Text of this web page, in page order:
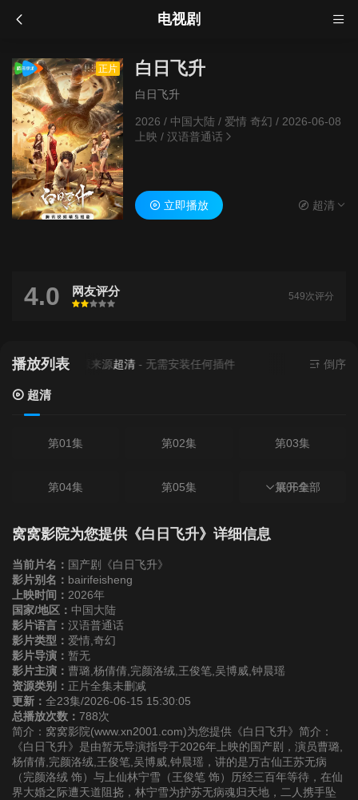
电视剧
正片 白日飞升
白日飞升
2026 / 中国大陆 / 爱情 奇幻/ 2026-06-08
上映 / 汉语普通话
立即播放 超清
4.0 网友评分
很差
较差还行推荐力荐
549次评分
播放列表
当前资源来源超清- 无需安装任何插件 倒序
超清
第01集 第02集 第03集
第04集 第05集 第06集
第07集 第08集
第10集
第13集
第16集 第17集 第18集
第19集 第20集
第22集 第23集
展开全部
窝窝影院为您提供《白日飞升》详细信息
当前片名： 国产剧《白日飞升》
影片别名： bairifeisheng
上映时间： 2026年
国家/地区： 中国大陆
影片语言： 汉语普通话
影片类型： 爱情,奇幻
影片导演： 暂无
影片主演： 曹璐,杨倩倩,完颜洛绒,王俊笔,吴博威,钟晨瑶
资源类别： 正片全集未删减
更新： 全23集/2026-06-15 15:30:05
总播放次数： 788次
简介：窝窝影院(www.xn2001.com)为您提供《白日飞升》简介：
《白日飞升》是由暂无导演指导于2026年上映的国产剧，演员曹璐,
杨倩倩,完颜洛绒,王俊笔,吴博威,钟晨瑶，讲的是万古仙王苏无病
（完颜洛绒 饰）与上仙林宁雪（王俊笔 饰）历经三百年等待，在仙
界大婚之际遭天道阻挠，林宁雪为护苏无病魂归天地，二人携手坠